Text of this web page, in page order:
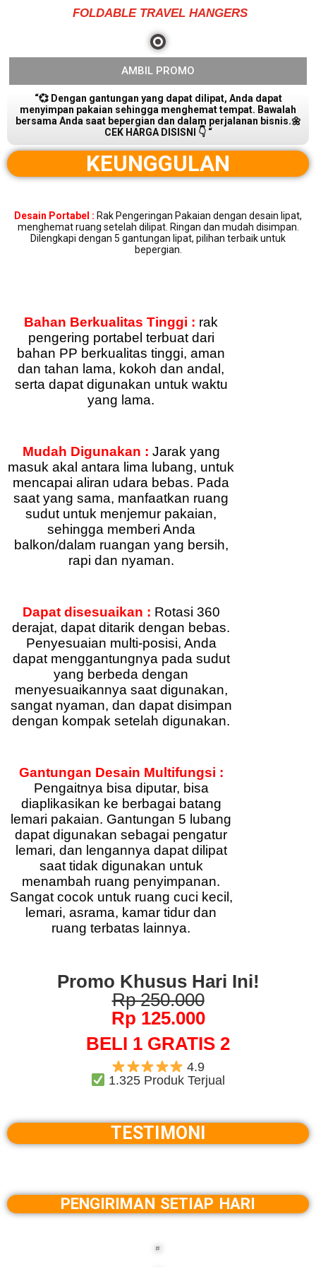
FOLDABLE TRAVEL HANGERS
AMBIL PROMO
“💞 Dengan gantungan yang dapat dilipat, Anda dapat
menyimpan pakaian sehingga menghemat tempat. Bawalah
bersama Anda saat bepergian dan dalam perjalanan bisnis.🌼
CEK HARGA DISISNI 👇 “
KEUNGGULAN
Desain Portabel : Rak Pengeringan Pakaian dengan desain lipat,
menghemat ruang setelah dilipat. Ringan dan mudah disimpan.
Dilengkapi dengan 5 gantungan lipat, pilihan terbaik untuk
bepergian.
Bahan Berkualitas Tinggi : rak
pengering portabel terbuat dari
bahan PP berkualitas tinggi, aman
dan tahan lama, kokoh dan andal,
serta dapat digunakan untuk waktu
yang lama.
Mudah Digunakan : Jarak yang
masuk akal antara lima lubang, untuk
mencapai aliran udara bebas. Pada
saat yang sama, manfaatkan ruang
sudut untuk menjemur pakaian,
sehingga memberi Anda
balkon/dalam ruangan yang bersih,
rapi dan nyaman.
Dapat disesuaikan : Rotasi 360
derajat, dapat ditarik dengan bebas.
Penyesuaian multi-posisi, Anda
dapat menggantungnya pada sudut
yang berbeda dengan
menyesuaikannya saat digunakan,
sangat nyaman, dan dapat disimpan
dengan kompak setelah digunakan.
Gantungan Desain Multifungsi :
Pengaitnya bisa diputar, bisa
diaplikasikan ke berbagai batang
lemari pakaian. Gantungan 5 lubang
dapat digunakan sebagai pengatur
lemari, dan lengannya dapat dilipat
saat tidak digunakan untuk
menambah ruang penyimpanan.
Sangat cocok untuk ruang cuci kecil,
lemari, asrama, kamar tidur dan
ruang terbatas lainnya.
Promo Khusus Hari Ini!
Rp 250.000
Rp 125.000
BELI 1 GRATIS 2
4.9
1.325 Produk Terjual
TESTIMONI
PENGIRIMAN SETIAP HARI